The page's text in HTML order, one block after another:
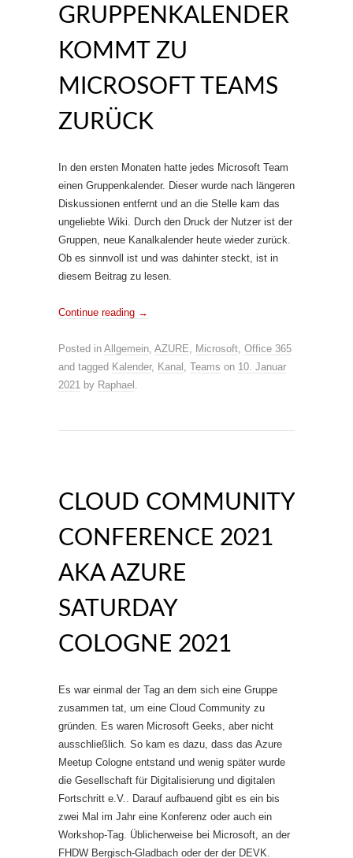
GRUPPENKALENDER
KOMMT ZU
MICROSOFT TEAMS
ZURÜCK
In den ersten Monaten hatte jedes Microsoft Team
einen Gruppenkalender. Dieser wurde nach längeren
Diskussionen entfernt und an die Stelle kam das
ungeliebte Wiki. Durch den Druck der Nutzer ist der
Gruppen, neue Kanalkalender heute wieder zurück.
Ob es sinnvoll ist und was dahinter steckt, ist in
diesem Beitrag zu lesen.
Continue reading →
Posted in Allgemein, AZURE, Microsoft, Office 365
and tagged Kalender, Kanal , Teams on 10. Januar
2021 by Raphael .
CLOUD COMMUNITY
CONFERENCE 2021
AKA AZURE
SATURDAY
COLOGNE 2021
Es war einmal der Tag an dem sich eine Gruppe
zusammen tat, um eine Cloud Community zu
gründen. Es waren Microsoft Geeks, aber nicht
ausschließlich. So kam es dazu, dass das Azure
Meetup Cologne entstand und wenig später wurde
die Gesellschaft für Digitalisierung und digitalen
Fortschritt e.V.. Darauf aufbauend gibt es ein bis
zwei Mal im Jahr eine Konferenz oder auch ein
Workshop-Tag. Üblicherweise bei Microsoft, an der
FHDW Bergisch-Gladbach oder der der DEVK.